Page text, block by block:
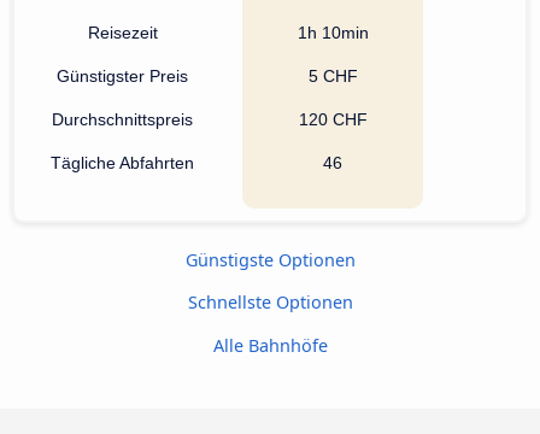
Reisezeit
Günstigster Preis
Durchschnittspreis
Tägliche Abfahrten
1h 10min
5 CHF
120 CHF
46
Günstigste Optionen
Schnellste Optionen
Alle Bahnhöfe